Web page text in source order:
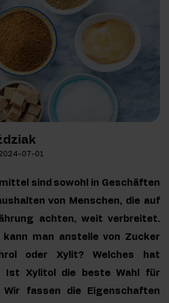
07-01
sind sowohl in Geschäften
von Menschen, die auf
achten, weit verbreitet.
man anstelle von Zucker
oder Xylit? Welches hat
Ist Xylitol die beste Wahl für
Wir fassen die Eigenschaften